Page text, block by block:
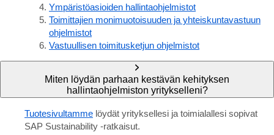
Ympäristöasioiden hallintaohjelmistot
Toimittajien monimuotoisuuden ja yhteiskuntavastuun
ohjelmistot
Vastuullisen toimitusketjun ohjelmistot
Miten löydän parhaan kestävän kehityksen
hallintaohjelmiston yritykselleni?
Tuotesivultamme löydät yrityksellesi ja toimialallesi sopivat
SAP Sustainability -ratkaisut.